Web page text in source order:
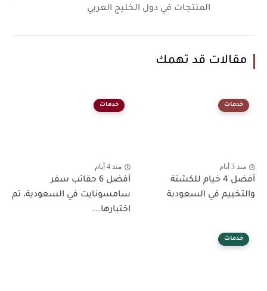
المنتجات في دول الخليج العربي
مقالات قد تهمك
خدمات
منذ 3 أيام
أفضل 4 خيام للكشتة
والتخييم في السعودية
خدمات
منذ 4 أيام
أفضل 6 حقائب سفر
سامسونايت في السعودية، تم
اختبارها...
خدمات